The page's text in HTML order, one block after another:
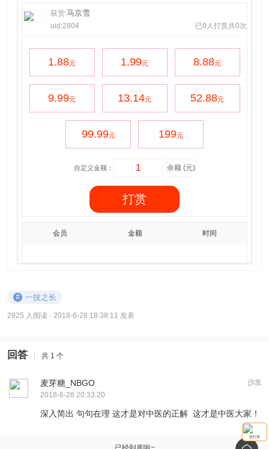
获赏:马京雪
已0人打赏共0次
uid:2804
1.88元 1.99元 8.88元
9.99元 13.14元 52.88元
99.99元 199元
自定义金额：
打赏
会员 金额 时间
# 一技之长
2925 人阅读 · 2018-6-28 18:38:11 发表
回答 共 1 个
沙发
麦芽糖_NBGO
2018-6-28 20:33:20
深入简出 句句在理 这才是对中医的正解 这才是中医大家！
求打赏